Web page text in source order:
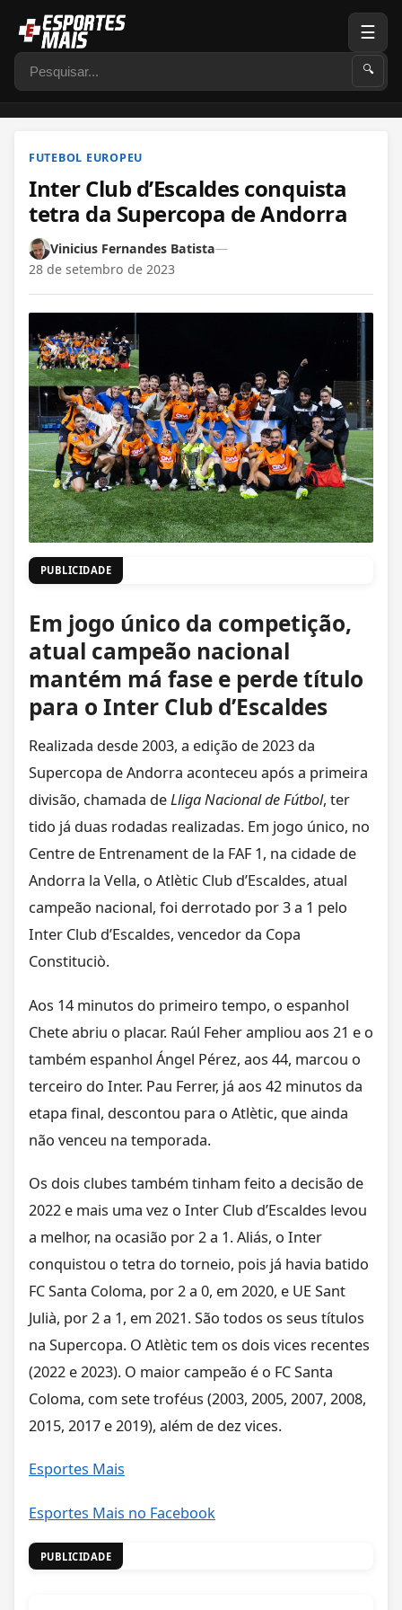
Pesquisar 🔍
☰
FUTEBOL EUROPEU
Inter Club d’Escaldes conquista
tetra da Supercopa de Andorra
Vinicius Fernandes Batista—
28 de setembro de 2023
PUBLICIDADE
Em jogo único da competição,
atual campeão nacional
mantém má fase e perde título
para o Inter Club d’Escaldes
Realizada desde 2003, a edição de 2023 da
Supercopa de Andorra aconteceu após a primeira
divisão, chamada deLliga Nacional de Fútbol, ter
tido já duas rodadas realizadas. Em jogo único, no
Centre de Entrenament de la FAF 1, na cidade de
Andorra la Vella, o Atlètic Club d’Escaldes, atual
campeão nacional, foi derrotado por 3 a 1 pelo
Inter Club d’Escaldes, vencedor da Copa
Constituciò.
Aos 14 minutos do primeiro tempo, o espanhol
Chete abriu o placar. Raúl Feher ampliou aos 21 e o
também espanhol Ángel Pérez, aos 44, marcou o
terceiro do Inter. Pau Ferrer, já aos 42 minutos da
etapa final, descontou para o Atlètic, que ainda
não venceu na temporada.
Os dois clubes também tinham feito a decisão de
2022 e mais uma vez o Inter Club d’Escaldes levou
a melhor, na ocasião por 2 a 1. Aliás, o Inter
conquistou o tetra do torneio, pois já havia batido
FC Santa Coloma, por 2 a 0, em 2020, e UE Sant
Julià, por 2 a 1, em 2021. São todos os seus títulos
na Supercopa. O Atlètic tem os dois vices recentes
(2022 e 2023). O maior campeão é o FC Santa
Coloma, com sete troféus (2003, 2005, 2007, 2008,
2015, 2017 e 2019), além de dez vices.
Esportes Mais
Esportes Mais no Facebook
PUBLICIDADE